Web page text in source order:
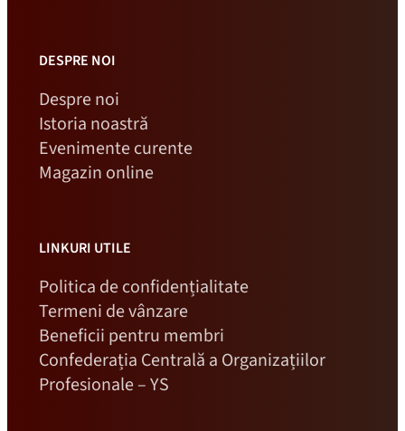
DESPRE NOI
Despre noi
Istoria noastră
Evenimente curente
Magazin online
LINKURI UTILE
Politica de confidențialitate
Termeni de vânzare
Beneficii pentru membri
Confederația Centrală a Organizațiilor
Profesionale – YS